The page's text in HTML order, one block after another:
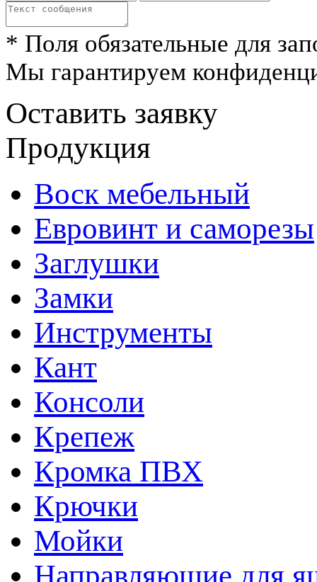
* Поля обязательные для
Мы гарантируем
Оставить заявку
Продукция
Воск мебельный
Евровинт и саморезы
Заглушки
Замки
Инструменты
Кант
Консоли
Крепеж
Кромка ПВХ
Крючки
Мойки
Направляющие для